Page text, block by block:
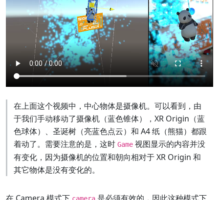
在上面这个视频中，中心物体是摄像机。可以看到，由
于我们手动移动了摄像机（蓝色锥体），XR Origin（蓝
色球体）、圣诞树（亮蓝色点云）和 A4 纸（熊猫）都跟
着动了。需要注意的是，这时 Game视图显示的内容并没
有变化，因为摄像机的位置和朝向相对于 XR Origin 和
其它物体是没有变化的。